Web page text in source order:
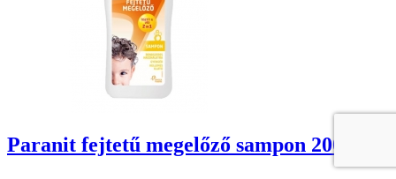
Paranit fejtetű megelőző sampon 200 ml